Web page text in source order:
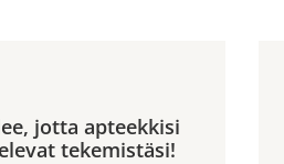
jotta apteekkisi
tekemistäsi!